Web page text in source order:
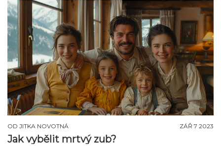
OD JITKA NOVOTNÁ ZÁŘ 7 2023
Jak vybělit mrtvý zub?